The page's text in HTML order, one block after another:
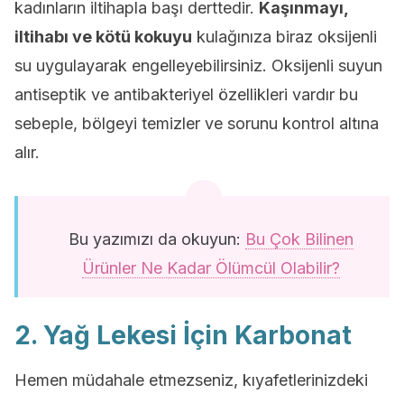
kadınların iltihapla başı derttedir. Kaşınmayı,
iltihabı ve kötü kokuyu kulağınıza biraz oksijenli
su uygulayarak engelleyebilirsiniz. Oksijenli suyun
antiseptik ve antibakteriyel özellikleri vardır bu
sebeple, bölgeyi temizler ve sorunu kontrol altına
alır.
Bu yazımızı da okuyun: Bu Çok Bilinen
Ürünler Ne Kadar Ölümcül Olabilir?
2. Yağ Lekesi İçin Karbonat
Hemen müdahale etmezseniz, kıyafetlerinizdeki